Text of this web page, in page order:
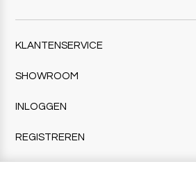
KLANTENSERVICE
SHOWROOM
INLOGGEN
REGISTREREN